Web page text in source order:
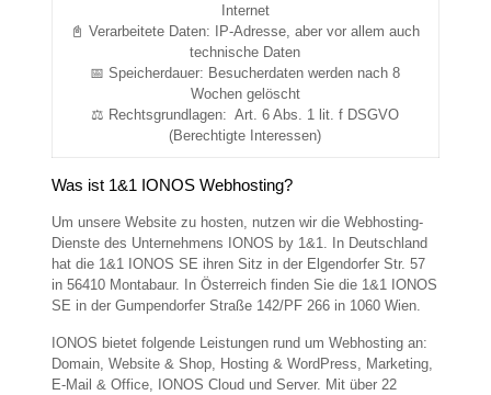
Internet
📓 Verarbeitete Daten: IP-Adresse, aber vor allem auch
technische Daten
📅 Speicherdauer: Besucherdaten werden nach 8
Wochen gelöscht
⚖️ Rechtsgrundlagen: Art. 6 Abs. 1 lit. f DSGVO
(Berechtigte Interessen)
Was ist 1&1 IONOS Webhosting?
Um unsere Website zu hosten, nutzen wir die Webhosting-
Dienste des Unternehmens IONOS by 1&1. In Deutschland
hat die 1&1 IONOS SE ihren Sitz in der Elgendorfer Str. 57
in 56410 Montabaur. In Österreich finden Sie die 1&1 IONOS
SE in der Gumpendorfer Straße 142/PF 266 in 1060 Wien.
IONOS bietet folgende Leistungen rund um Webhosting an:
Domain, Website & Shop, Hosting & WordPress, Marketing,
E-Mail & Office, IONOS Cloud und Server. Mit über 22